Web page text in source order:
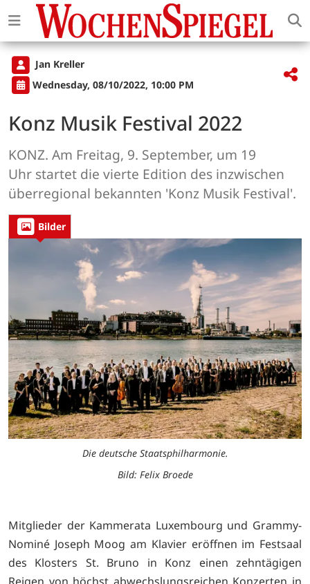
Jan Kreller
Wednesday, 08/10/2022, 10:00 PM
Konz Musik Festival 2022
KONZ. Am Freitag, 9. September, um 19
Uhr startet die vierte Edition des inzwischen
überregional bekannten 'Konz Musik Festival'.
Bilder
Die deutsche Staatsphilharmonie.
Bild: Felix Broede
Mitglieder der Kammerata Luxembourg und Grammy-
Nominé Joseph Moog am Klavier eröffnen im Festsaal
des Klosters St. Bruno in Konz einen zehntägigen